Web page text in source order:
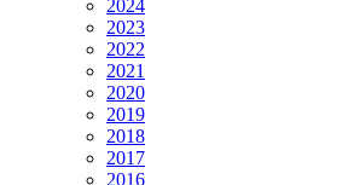
2024
2023
2022
2021
2020
2019
2018
2017
2016